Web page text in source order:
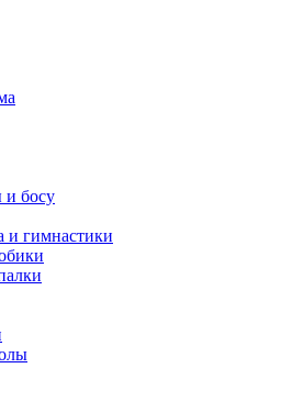
и босу
и гимнастики